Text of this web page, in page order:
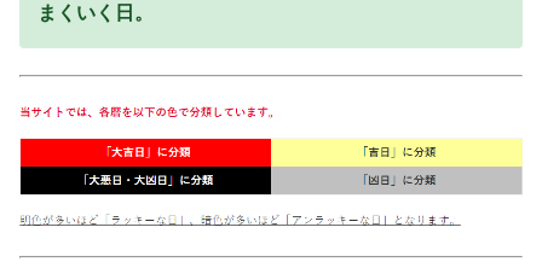
まくいく日。